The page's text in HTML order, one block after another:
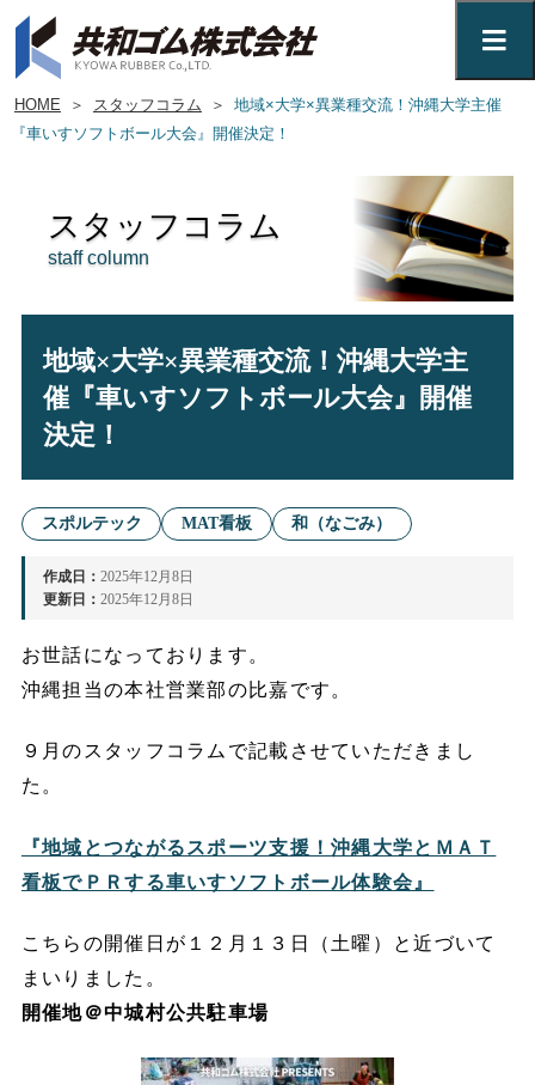
HOME ＞ スタッフコラム ＞
地域×大学×異業種交流！沖縄大学主催
『車いすソフトボール大会』開催決定！
スタッフコラム
staff column
地域×大学×異業種交流！沖縄大学主
催『車いすソフトボール大会』開催
決定！
スポルテック MAT看板 和（なごみ）
作成日： 2025年12月8日
更新日： 2025年12月8日
お世話になっております。
沖縄担当の本社営業部の比嘉です。
９月のスタッフコラムで記載させていただきまし
た。
『地域とつながるスポーツ支援！沖縄大学とＭＡＴ
看板でＰＲする車いすソフトボール体験会』
こちらの開催日が１２月１３日（土曜）と近づいて
まいりました。
開催地＠中城村公共駐車場